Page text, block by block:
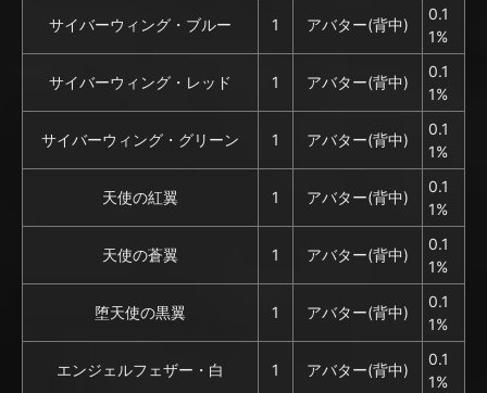
サイバーウィング・ブルー 1 アバター(背中)
0.1
1%
サイバーウィング・レッド 1 アバター(背中)
0.1
1%
サイバーウィング・グリーン 1 アバター(背中)
0.1
1%
天使の紅翼 1 アバター(背中)
0.1
1%
天使の蒼翼 1 アバター(背中)
0.1
1%
堕天使の黒翼 1 アバター(背中)
0.1
1%
エンジェルフェザー・白 1 アバター(背中)
0.1
1%